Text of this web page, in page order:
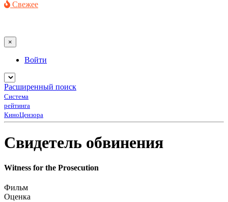
Свежее
×
Войти
Расширенный поиск
Система
рейтинга
КиноЦензора
Свидетель обвинения
Witness for the Prosecution
Фильм
Оценка